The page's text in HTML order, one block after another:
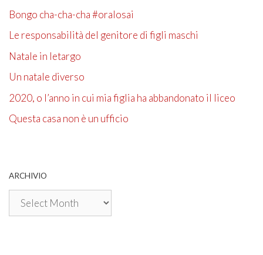
Bongo cha-cha-cha #oralosai
Le responsabilità del genitore di figli maschi
Natale in letargo
Un natale diverso
2020, o l’anno in cui mia figlia ha abbandonato il liceo
Questa casa non è un ufficio
ARCHIVIO
Archivio